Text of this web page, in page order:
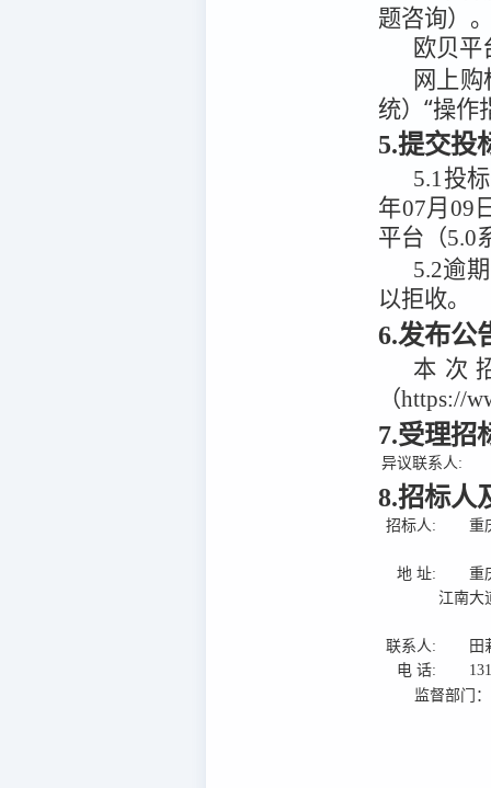
题咨询）
欧贝平
网上
统）“操作
5.提交投
5.1投
年07月09
平台（5.0
5.2逾
以拒收。
6.发布公
本次
（https://
7.受理招
异议联系人:
8.招标人
招标人: 重
地 址:
重
江南大
联系人:
田
电 话:
监督部门